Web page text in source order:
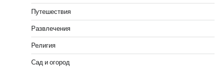
Путешествия
Развлечения
Религия
Сад и огород